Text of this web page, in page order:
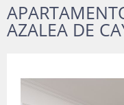
AZALEA DE